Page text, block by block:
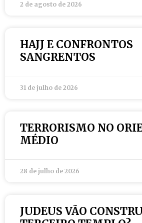
2 de agosto de 2026
HAJJ E CONFRONTOS
SANGRENTOS
31 de julho de 2026
TERRORISMO NO
MÉDIO
28 de julho de 2026
JUDEUS VÃO